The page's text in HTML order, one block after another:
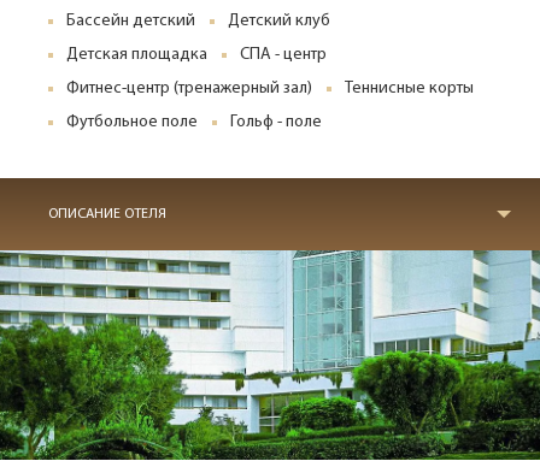
Бассейн детский
Детский клуб
Детская площадка
СПА - центр
Фитнес-центр (тренажерный зал)
Теннисные корты
Футбольное поле
Гольф - поле
ОПИСАНИЕ ОТЕЛЯ